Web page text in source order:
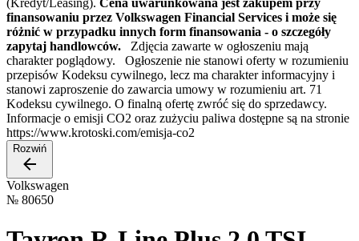
(Kredyt/Leasing). Cena uwarunkowana jest zakupem przy
finansowaniu przez Volkswagen Financial Services i może się
różnić w przypadku innych form finansowania - o szczegóły
zapytaj handlowców. Zdjęcia zawarte w ogłoszeniu mają
charakter poglądowy. Ogłoszenie nie stanowi oferty w rozumieniu
przepisów Kodeksu cywilnego, lecz ma charakter informacyjny i
stanowi zaproszenie do zawarcia umowy w rozumieniu art. 71
Kodeksu cywilnego. O finalną ofertę zwróć się do sprzedawcy.
Informacje o emisji CO2 oraz zużyciu paliwa dostępne są na stronie
https://www.krotoski.com/emisja-co2
Rozwiń
Volkswagen
№ 80650